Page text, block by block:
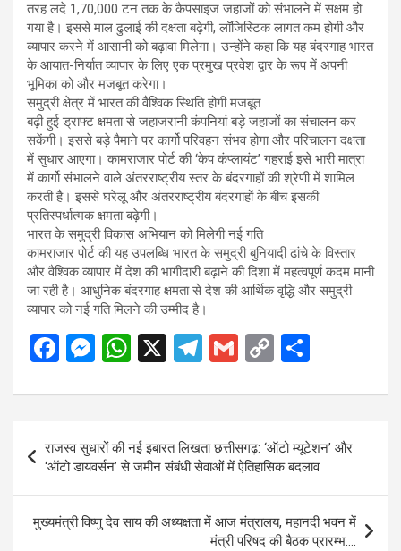
तरह लदे 1,70,000 टन तक के कैपसाइज जहाजों को संभालने में सक्षम हो
गया है। इससे माल ढुलाई की दक्षता बढ़ेगी, लॉजिस्टिक लागत कम होगी और
व्यापार करने में आसानी को बढ़ावा मिलेगा। उन्होंने कहा कि यह बंदरगाह भारत
के आयात-निर्यात व्यापार के लिए एक प्रमुख प्रवेश द्वार के रूप में अपनी
भूमिका को और मजबूत करेगा।
समुद्री क्षेत्र में भारत की वैश्विक स्थिति होगी मजबूत
बढ़ी हुई ड्राफ्ट क्षमता से जहाजरानी कंपनियां बड़े जहाजों का संचालन कर
सकेंगी। इससे बड़े पैमाने पर कार्गो परिवहन संभव होगा और परिचालन दक्षता
में सुधार आएगा। कामराजार पोर्ट की ‘केप कंप्लायंट’ गहराई इसे भारी मात्रा
में कार्गो संभालने वाले अंतरराष्ट्रीय स्तर के बंदरगाहों की श्रेणी में शामिल
करती है। इससे घरेलू और अंतरराष्ट्रीय बंदरगाहों के बीच इसकी
प्रतिस्पर्धात्मक क्षमता बढ़ेगी।
भारत के समुद्री विकास अभियान को मिलेगी नई गति
कामराजार पोर्ट की यह उपलब्धि भारत के समुद्री बुनियादी ढांचे के विस्तार
और वैश्विक व्यापार में देश की भागीदारी बढ़ाने की दिशा में महत्वपूर्ण कदम मानी
जा रही है। आधुनिक बंदरगाह क्षमता से देश की आर्थिक वृद्धि और समुद्री
व्यापार को नई गति मिलने की उम्मीद है।
F
ce
o
o
k
M
se
n
g
er
W
at
s
A
p
p
X
T
e
a
m
G
ail
C
py
Li
n
k
ar
navigation
राजस्व सुधारों की नई इबारत लिखता छत्तीसगढ़: ‘ऑटो म्यूटेशन’ और
‘ऑटो डायवर्सन’ से जमीन संबंधी सेवाओं में ऐतिहासिक बदलाव
मुख्यमंत्री विष्णु देव साय की अध्यक्षता में आज मंत्रालय, महानदी भवन में
मंत्री परिषद की बैठक प्रारम्भ….